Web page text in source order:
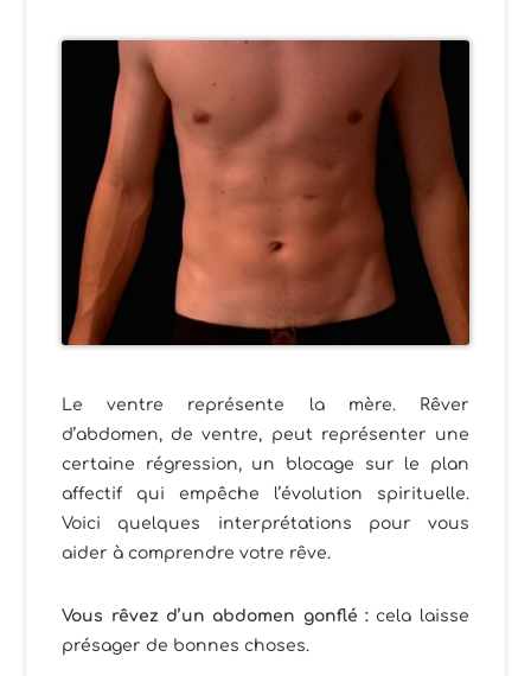
Le ventre représente la mère. Rêver
d’abdomen, de ventre, peut représenter une
certaine régression, un blocage sur le plan
affectif qui empêche l’évolution spirituelle.
Voici quelques interprétations pour vous
aider à comprendre votre rêve.
Vous rêvez d’un abdomen gonflé : cela laisse
présager de bonnes choses.